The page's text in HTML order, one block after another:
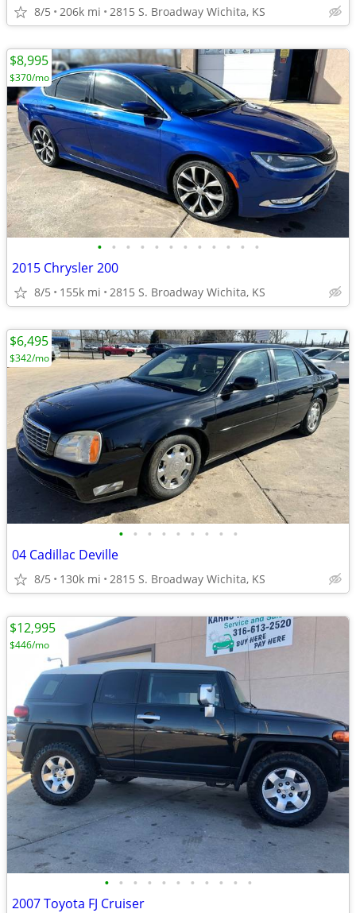
8/5 206k mi 2815 S. Broadway Wichita, KS
• • • • • • • • • • • •
2015 Chrysler 200
8/5 155k mi 2815 S. Broadway Wichita, KS
$8,995
$370/mo
• • • • • • • • •
04 Cadillac Deville
8/5 130k mi 2815 S. Broadway Wichita, KS
$6,495
$342/mo
• • • • • • • • • • •
2007 Toyota FJ Cruiser
$12,995
$446/mo